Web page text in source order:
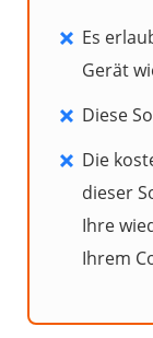
Es
Gerät
Diese
Die
dieser
Ihre
Ihrem